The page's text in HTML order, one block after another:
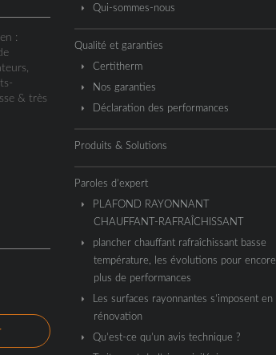
:
& très
Qui-sommes-nous
Qualité et garanties
Certitherm
Nos garanties
Déclaration des performances
Produits & Solutions
Paroles d’expert
PLAFOND RAYONNANT
CHAUFFANT-RAFRAÎCHISSANT
plancher chauffant rafraîchissant basse
température, les évolutions pour encore
plus de performances
Les surfaces rayonnantes s’imposent en
rénovation
Qu’est-ce qu’un avis technique ?